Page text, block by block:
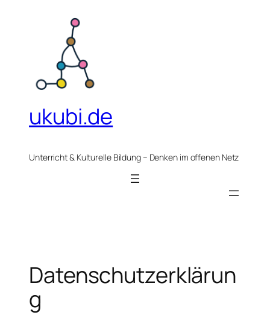
ukubi.de
Unterricht & Kulturelle Bildung – Denken im offenen Netz
Datenschutzerklärun
g